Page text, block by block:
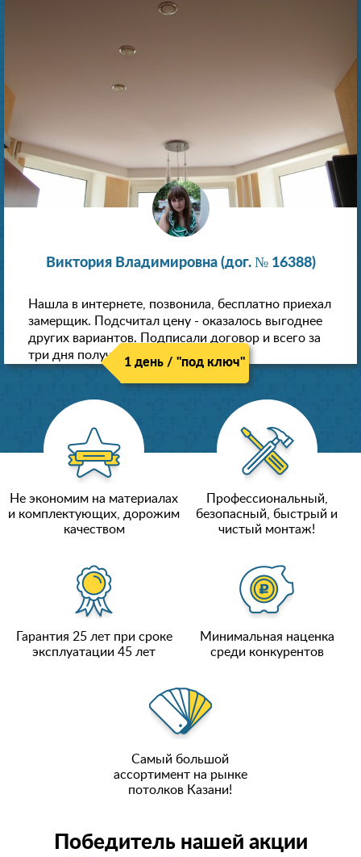
Виктория Владимировна (дог. № 16388)
Нашла в интернете, позвонила, бесплатно приехал
замерщик. Подсчитал цену - оказалось выгоднее
других вариантов. Подписали договор и всего за
три дня получили новые потолки!
1 день / "под ключ"
Не экономим на материалах
и комплектующих, дорожим
качеством
Профессиональный,
безопасный, быстрый и
чистый монтаж!
Гарантия 25 лет при сроке
эксплуатации 45 лет
Минимальная наценка
среди конкурентов
Самый большой
ассортимент на рынке
потолков Казани!
Победитель нашей акции